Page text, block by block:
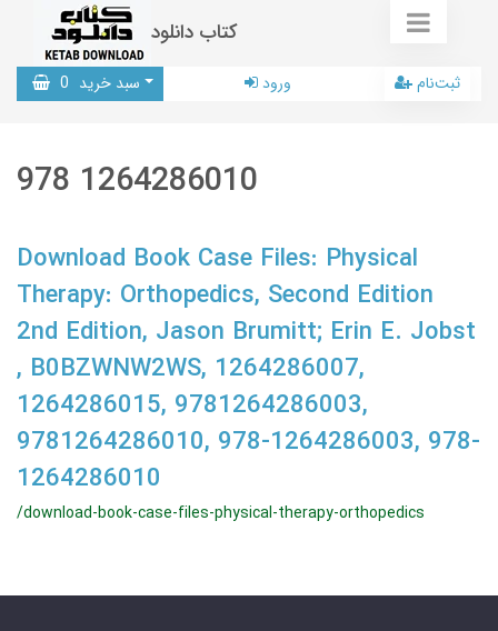
کتاب دانلود
سبد خرید 0 ورود ثبت‌نام
978 1264286010
Download Book Case Files: Physical
Therapy: Orthopedics, Second Edition
2nd Edition, Jason Brumitt; Erin E. Jobst
, B0BZWNW2WS, 1264286007,
1264286015, 9781264286003,
9781264286010, 978-1264286003, 978-
1264286010
/download-book-case-files-physical-therapy-orthopedics